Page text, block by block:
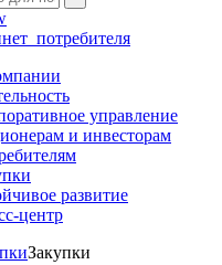
потребителя
управление
и инвесторам
развитие
центр
Закупки